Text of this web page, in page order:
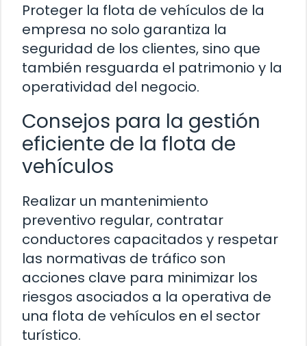
Proteger la flota de vehículos de la
empresa no solo garantiza la
seguridad de los clientes, sino que
también resguarda el patrimonio y la
operatividad del negocio.
Consejos para la gestión
eficiente de la flota de
vehículos
Realizar un mantenimiento
preventivo regular, contratar
conductores capacitados y respetar
las normativas de tráfico son
acciones clave para minimizar los
riesgos asociados a la operativa de
una flota de vehículos en el sector
turístico.